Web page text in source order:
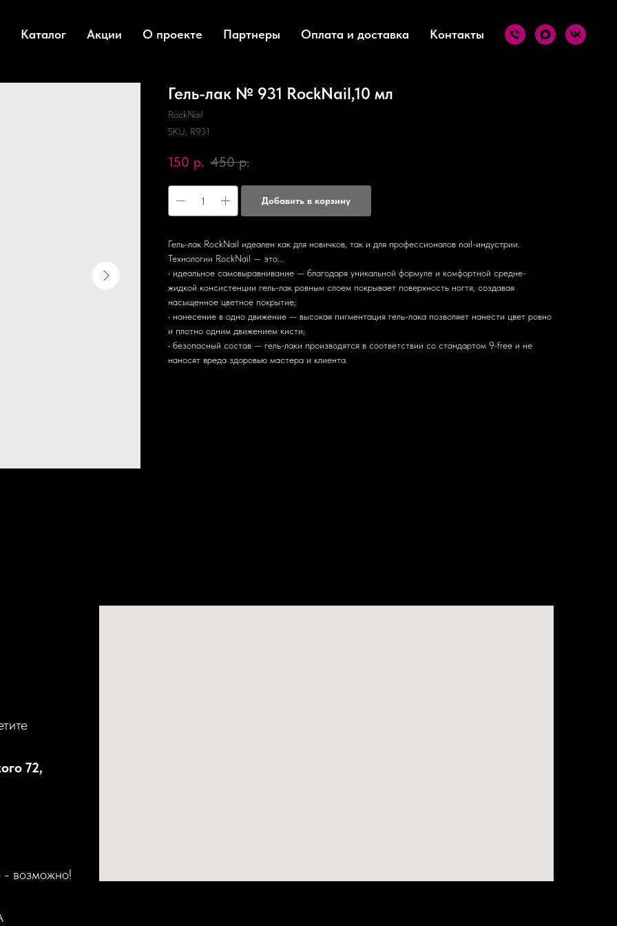
Каталог Акции О проекте Партнеры Оплата и доставка Контакты
Гель-лак № 931 RockNail,10 мл
RockNail
SKU: R931
150 р. 450 р.
Добавить в корзину
Гель-лак RockNail идеален как для новичков, так и для профессионалов nail-индустрии.
Технологии RockNail — это...
• идеальное самовыравнивание — благодаря уникальной формуле и комфортной средне-
жидкой консистенции гель-лак ровным слоем покрывает поверхность ногтя, создавая
насыщенное цветное покрытие;
• нанесение в одно движение — высокая пигментация гель-лака позволяет нанести цвет ровно
и плотно одним движением кисти;
• безопасный состав — гель-лаки производятся в соответствии со стандартом 9-free и не
наносят вреда здоровью мастера и клиента.
72,
возможно!